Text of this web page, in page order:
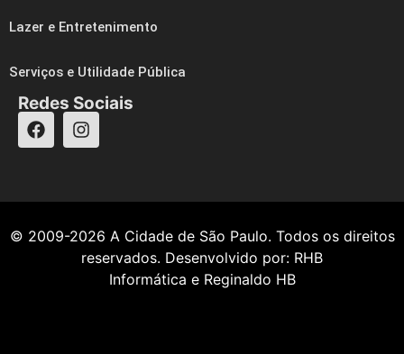
Lazer e Entretenimento
Serviços e Utilidade Pública
Redes Sociais
© 2009-2026 A Cidade de São Paulo. Todos os direitos
reservados. Desenvolvido por: RHB
Informática e Reginaldo HB